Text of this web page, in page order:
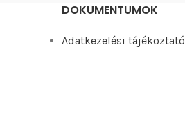
DOKUMENTUMOK
Adatkezelési tájékoztató